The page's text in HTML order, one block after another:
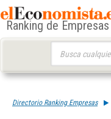
Ranking de Empresas
Directorio Ranking Empresas